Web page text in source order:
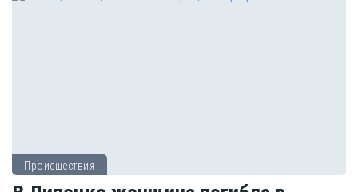
Происшествия